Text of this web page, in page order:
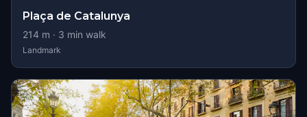
Plaça de Catalunya
214 m · 3 min walk
Landmark